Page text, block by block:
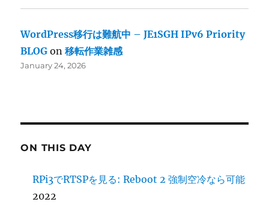
WordPress移行は難航中 – JE1SGH IPv6 Priority
BLOG on移転作業雑感
January 24, 2026
ON THIS DAY
RPi3でRTSPを見る: Reboot 2 強制空冷なら可能
2022